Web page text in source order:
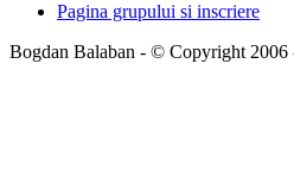
Pagina grupului si inscriere
Bogdan Balaban - © Copyright 2006